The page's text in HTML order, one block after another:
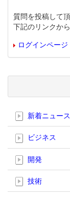
質問を投稿して
下記のリンクか
ログインページ
新着ニュース
ビジネス
開発
技術